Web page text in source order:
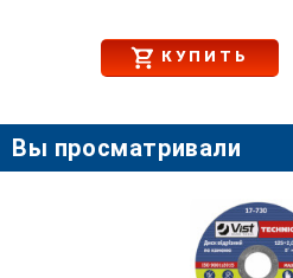
КУПИТЬ
Вы просматривали